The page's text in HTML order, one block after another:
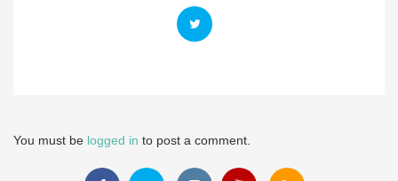
You must be logged in to post a comment.